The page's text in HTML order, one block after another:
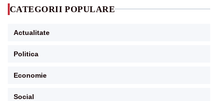
CATEGORII POPULARE
Actualitate
Politica
Economie
Social